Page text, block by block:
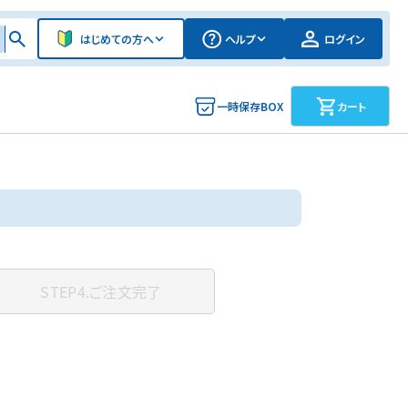
はじめての方へ ヘルプ ログイン
一時保存BOX カート
STEP4.ご注文完了